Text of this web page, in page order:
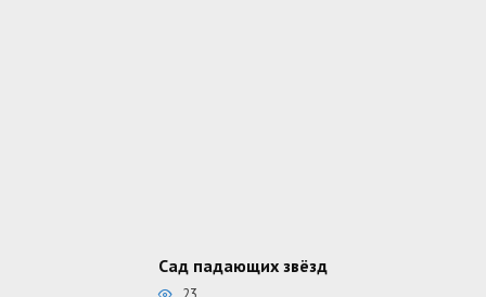
Сад падающих звёзд